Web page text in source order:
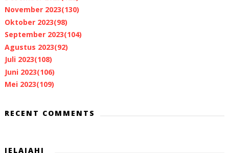
November 2023(130)
Oktober 2023(98)
September 2023(104)
Agustus 2023(92)
Juli 2023(108)
Juni 2023(106)
Mei 2023(109)
RECENT COMMENTS
JELAJAHI